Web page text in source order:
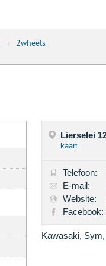
› 2wheels
Lierselei
kaart
Telefoon:
E-mail:
Website:
Facebook:
Kawasaki,